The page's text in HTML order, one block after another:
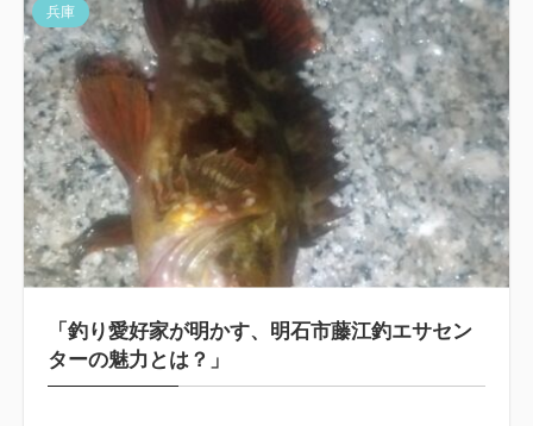
兵庫
「釣り愛好家が明かす、明石市藤江釣エサセン
ターの魅力とは？」